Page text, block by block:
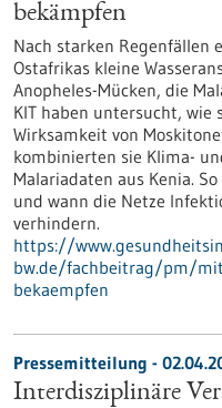
bekämpfen
Nach starken Regenfällen
Ostafrikas kleine
Anopheles-Mücken, die
KIT haben untersucht,
Wirksamkeit von
kombinierten sie Klima-
Malariadaten aus Kenia.
und wann die Netze
verhindern.
https://
bw.de/fachbeitrag/pm/
bekaempfen
Pressemitteilung -
Interdisziplinäre